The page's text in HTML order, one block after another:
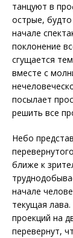
танцуют в
острые,
начале
поклонение
сгущается
вместе с
посылает
решить все
Небо
ближе к
начале
текущая
проекций на
перевернут,